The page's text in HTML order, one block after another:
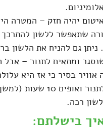
יהיה חזק – המטרה
שתאפשר ללשון
גם להניח את הלשון
ומתאים לתנור –
אוויר בסיר כי אז היא
מכניסים לתנור ואופים
רכה.
בישלתם: